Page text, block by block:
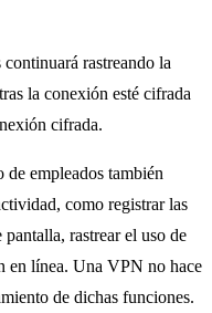
rastreando la
la conexión esté cifrada
cifrada.
empleados también
como registrar las
rastrear el uso de
en línea. Una VPN no hace
de dichas funciones.